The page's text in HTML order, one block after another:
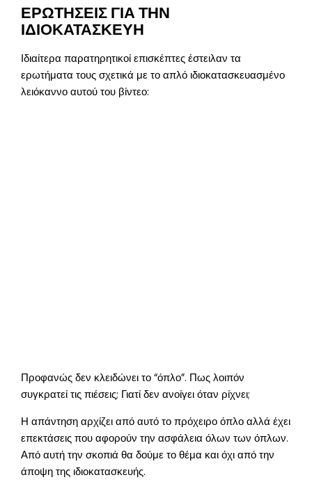
ΕΡΩΤΗΣΕΙΣ ΓΙΑ ΤΗΝ
ΙΔΙΟΚΑΤΑΣΚΕΥΗ
Ιδιαίτερα παρατηρητικοί επισκέπτες έστειλαν τα
ερωτήματα τους σχετικά με το απλό ιδιοκατασκευασμένο
λειόκαννο αυτού του βίντεο:
Προφανώς δεν κλειδώνει το “όπλο”. Πως λοιπόν
συγκρατεί τις πιέσεις; Γιατί δεν ανοίγει όταν ρίχνει;
Η απάντηση αρχίζει από αυτό το πρόχειρο όπλο αλλά έχει
επεκτάσεις που αφορούν την ασφάλεια όλων των όπλων.
Από αυτή την σκοπιά θα δούμε το θέμα και όχι από την
άποψη της ιδιοκατασκευής.